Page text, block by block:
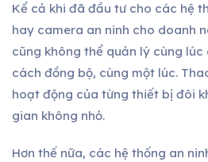
Kể cả khi đã đầu tư cho các hệ
hay camera an ninh cho doanh
cũng không thể quản lý cùng
cách đồng bộ, cùng một lúc.
hoạt động của từng thiết bị đôi
gian không nhỏ.
Hơn thế nữa, các hệ thống an